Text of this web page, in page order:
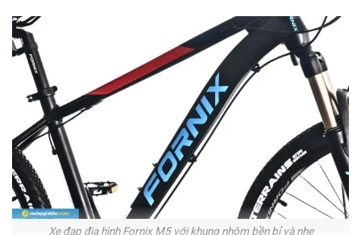
Dĩa
Líp Líp thả Shunshine 9 tầng
Sên (xích) Narrow 9 tốc độ
Trọng lượng xe 16,5kg
Trọng lượng thùng 19,7kg - 136x19x78
Yên FORNIX
Cọc/cốt yên Hợp kim nhôm FORNIX
Xe đạp địa hình Fornix M5 với khung nhôm bền bỉ và nhẹ